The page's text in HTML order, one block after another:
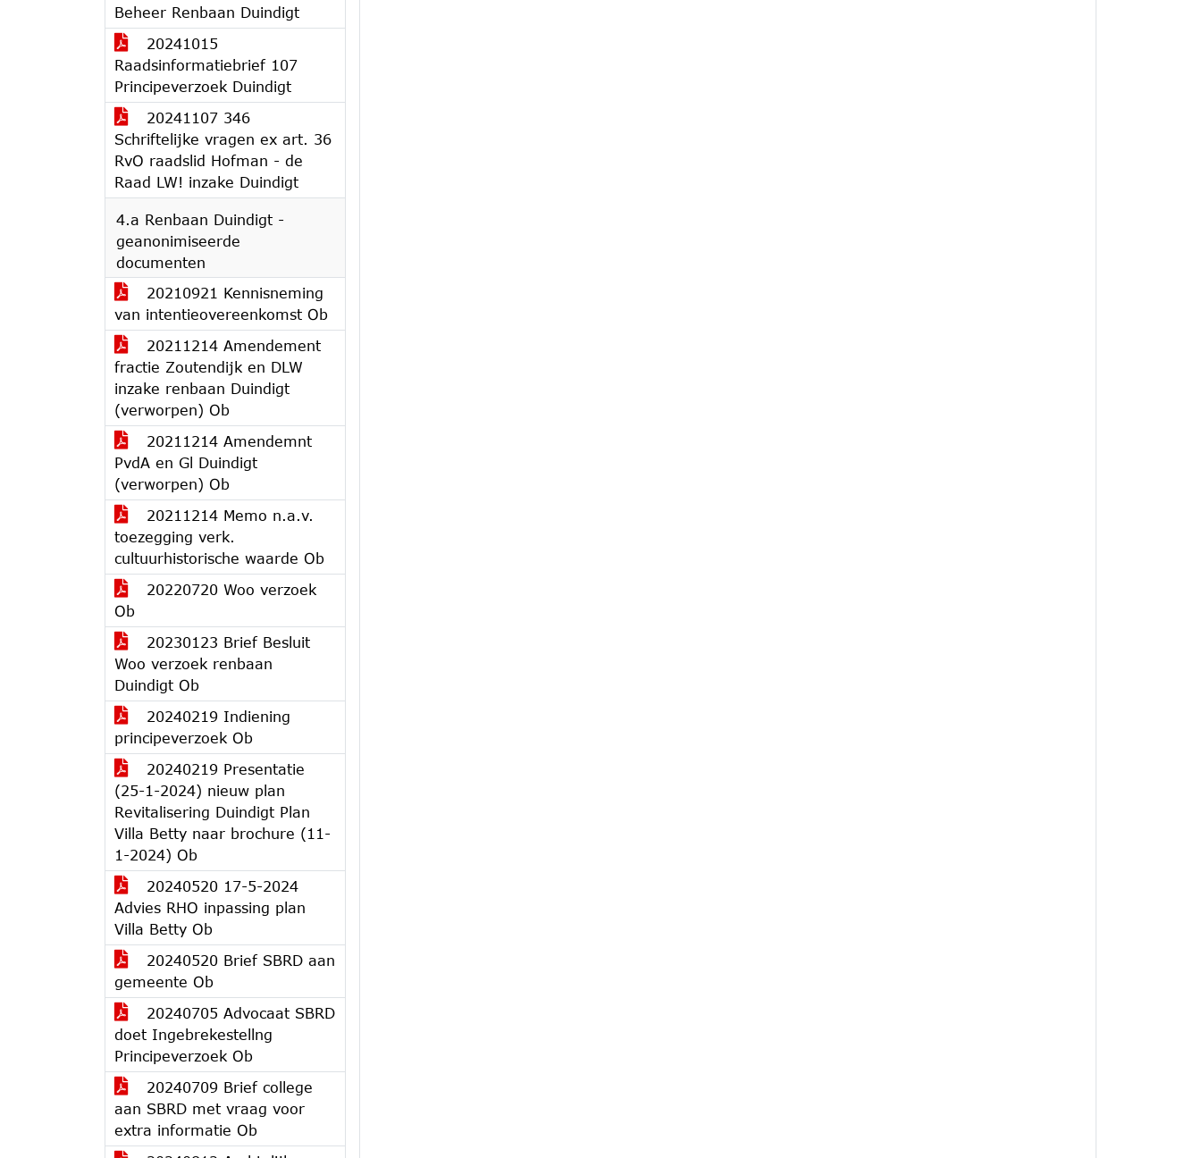
Beheer Renbaan Duindigt
20241015
Raadsinformatiebrief 107
Principeverzoek Duindigt
20241107 346
Schriftelijke vragen ex art. 36
RvO raadslid Hofman - de
Raad LW! inzake Duindigt
4.a Renbaan Duindigt -
geanonimiseerde
documenten
20210921 Kennisneming
van intentieovereenkomst Ob
20211214 Amendement
fractie Zoutendijk en DLW
inzake renbaan Duindigt
(verworpen) Ob
20211214 Amendemnt
PvdA en Gl Duindigt
(verworpen) Ob
20211214 Memo n.a.v.
toezegging verk.
cultuurhistorische waarde Ob
20220720 Woo verzoek
Ob
20230123 Brief Besluit
Woo verzoek renbaan
Duindigt Ob
20240219 Indiening
principeverzoek Ob
20240219 Presentatie
(25-1-2024) nieuw plan
Revitalisering Duindigt Plan
Villa Betty naar brochure (11-
1-2024) Ob
20240520 17-5-2024
Advies RHO inpassing plan
Villa Betty Ob
20240520 Brief SBRD aan
gemeente Ob
20240705 Advocaat SBRD
doet Ingebrekestellng
Principeverzoek Ob
20240709 Brief college
aan SBRD met vraag voor
extra informatie Ob